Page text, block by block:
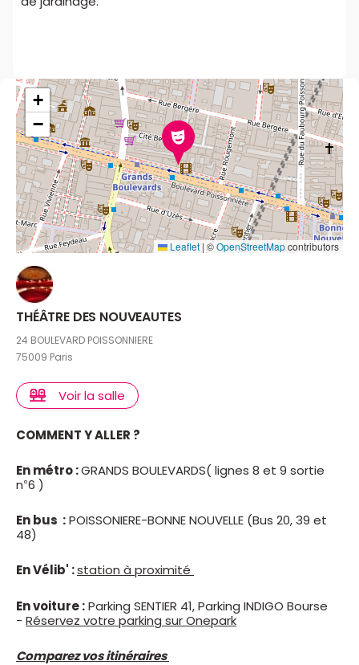
+
−
Leaflet | ©OpenStreetMapcontributors
THÉÂTRE DES NOUVEAUTES
24 BOULEVARD POISSONNIERE
75009 Paris
Voir la salle
COMMENT Y ALLER ?
En métro :GRANDS BOULEVARDS( lignes 8 et 9 sortie
n°6 )
En bus :POISSONIERE-BONNE NOUVELLE (Bus 20, 39 et
48)
En Vélib' :station à proximité
En voiture :Parking SENTIER 41, Parking INDIGO Bourse
- Réservez votre parking sur Onepark
Comparez vos itinéraires